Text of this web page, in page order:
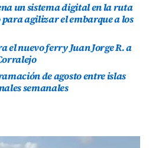
un sistema digital en la ruta
agilizar el embarque a los
el nuevo ferry Juan Jorge R. a
de agosto entre islas
semanales